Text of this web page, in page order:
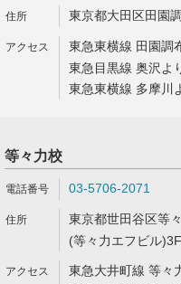
東京都大田区田園
東急東横線 田園調
東急目黒線 奥沢よ
東急東横線 多摩川
等々力校
03-5706-2071
東京都世田谷区等
(等々力エフビル)3F
東急大井町線 等々